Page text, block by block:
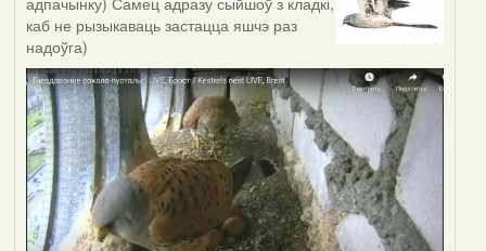
каб не рызыкаваць застацца яшчэ раз
надоўга)